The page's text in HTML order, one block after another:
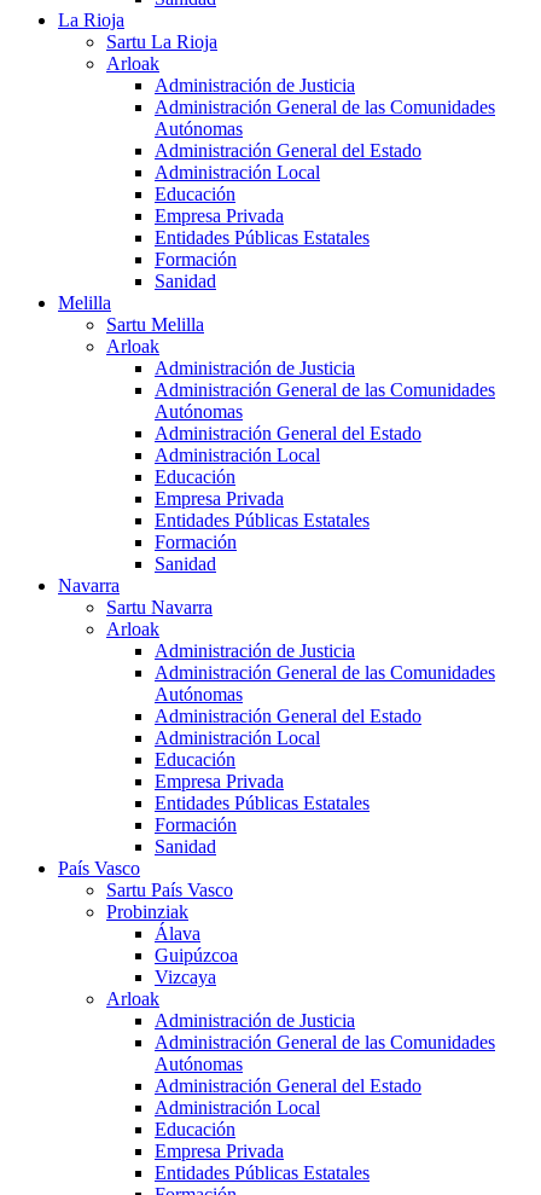
La Rioja
Sartu La Rioja
Arloak
Administración de Justicia
Administración General de las Comunidades
Autónomas
Administración General del Estado
Administración Local
Educación
Empresa Privada
Entidades Públicas Estatales
Formación
Sanidad
Melilla
Sartu Melilla
Arloak
Administración de Justicia
Administración General de las Comunidades
Autónomas
Administración General del Estado
Administración Local
Educación
Empresa Privada
Entidades Públicas Estatales
Formación
Sanidad
Navarra
Sartu Navarra
Arloak
Administración de Justicia
Administración General de las Comunidades
Autónomas
Administración General del Estado
Administración Local
Educación
Empresa Privada
Entidades Públicas Estatales
Formación
Sanidad
País Vasco
Sartu País Vasco
Probinziak
Álava
Guipúzcoa
Vizcaya
Arloak
Administración de Justicia
Administración General de las Comunidades
Autónomas
Administración General del Estado
Administración Local
Educación
Empresa Privada
Entidades Públicas Estatales